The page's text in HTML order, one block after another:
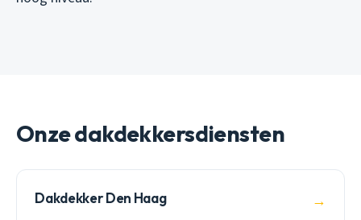
Onze dakdekkersdiensten
Dakdekker Den Haag →